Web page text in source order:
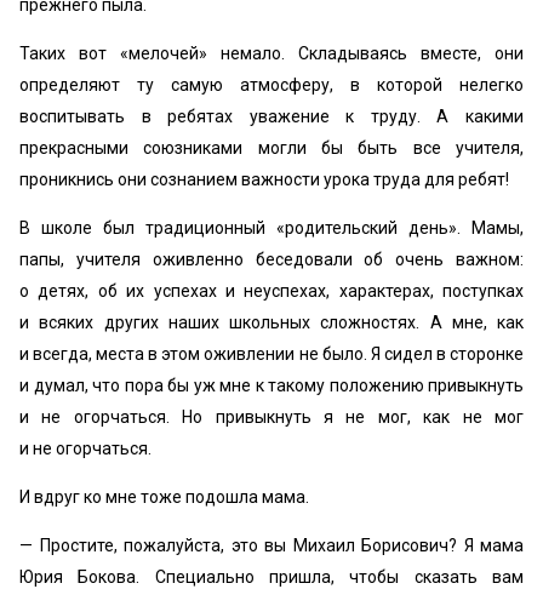
прежнего пыла.
Таких вот «мелочей» немало. Складываясь вместе, они
определяют ту самую атмосферу, в которой нелегко
воспитывать в ребятах уважение к труду. А какими
прекрасными союзниками могли бы быть все учителя,
проникнись они сознанием важности урока труда для ребят!
В школе был традиционный «родительский день». Мамы,
папы, учителя оживленно беседовали об очень важном:
о детях, об их успехах и неуспехах, характерах, поступках
и всяких других наших школьных сложностях. А мне, как
и всегда, места в этом оживлении не было. Я сидел в сторонке
и думал, что пора бы уж мне к такому положению привыкнуть
и не огорчаться. Но привыкнуть я не мог, как не мог
и не огорчаться.
И вдруг ко мне тоже подошла мама.
— Простите, пожалуйста, это вы Михаил Борисович? Я мама
Юрия Бокова. Специально пришла, чтобы сказать вам